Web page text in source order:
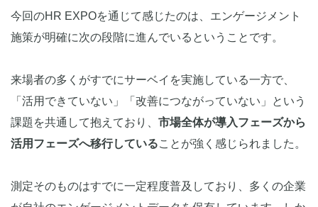
今回のHR EXPOを通じて感じたのは、エンゲージメント
施策が明確に次の段階に進んでいるということです。
来場者の多くがすでにサーベイを実施している一方で、
「活用できていない」「改善につながっていない」という
課題を共通して抱えており、 市場全体が導入フェーズから
活用フェーズへ移行していることが強く感じられました。
測定そのものはすでに一定程度普及しており、多くの企業